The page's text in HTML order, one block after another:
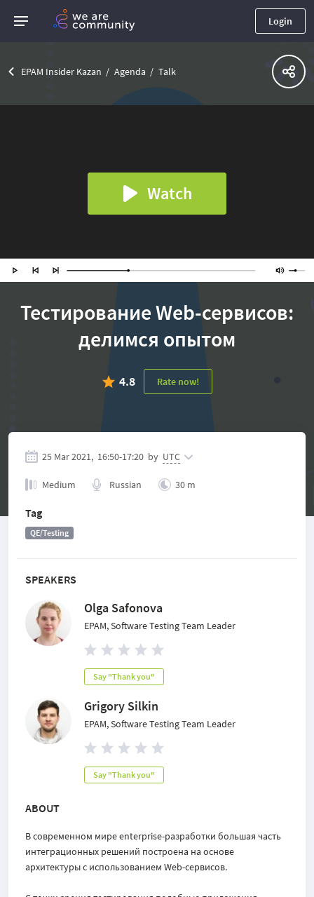
Login
EPAM Insider Kazan Agenda Talk
Watch
Тестирование Web-сервисов:
делимся опытом
4.8 Rate now!
SPEAKERS
Olga Safonova
EPAM, Software Testing Team Leader
Say "Thank you"
Grigory Silkin
EPAM, Software Testing Team Leader
Say "Thank you"
ABOUT
В современном мире enterprise-разработки большая часть
интеграционных решений построена на основе
архитектуры с использованием Web-сервисов.
25 Mar 2021, 16:50-17:20 by UTC
Medium Russian 30 m
Tag
QE/Testing